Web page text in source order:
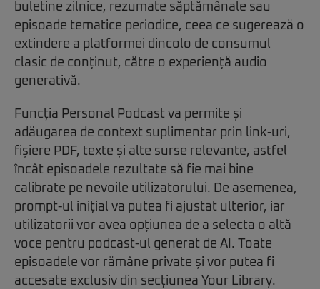
buletine zilnice, rezumate săptămânale sau
episoade tematice periodice, ceea ce sugerează o
extindere a platformei dincolo de consumul
clasic de conținut, către o experiență audio
generativă.
Funcția Personal Podcast va permite și
adăugarea de context suplimentar prin link-uri,
fișiere PDF, texte și alte surse relevante, astfel
încât episoadele rezultate să fie mai bine
calibrate pe nevoile utilizatorului. De asemenea,
prompt-ul inițial va putea fi ajustat ulterior, iar
utilizatorii vor avea opțiunea de a selecta o altă
voce pentru podcast-ul generat de AI. Toate
episoadele vor rămâne private și vor putea fi
accesate exclusiv din secțiunea Your Library.